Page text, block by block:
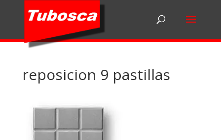
reposicion 9 pastillas